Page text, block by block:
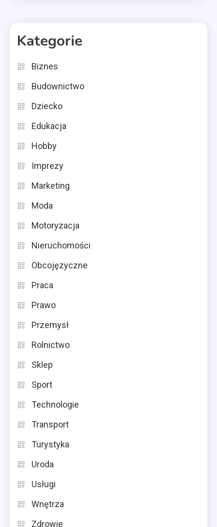
Kategorie
Biznes
Budownictwo
Dziecko
Edukacja
Hobby
Imprezy
Marketing
Moda
Motoryzacja
Nieruchomości
Obcojęzyczne
Praca
Prawo
Przemysł
Rolnictwo
Sklep
Sport
Technologie
Transport
Turystyka
Uroda
Usługi
Wnętrza
Zdrowie